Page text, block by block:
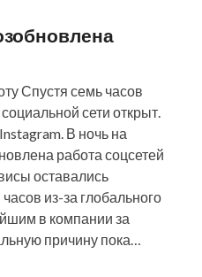
Спустя семь часов
сети открыт.
В ночь на
работа соцсетей
оставались
из-за глобального
в компании за
причину пока…